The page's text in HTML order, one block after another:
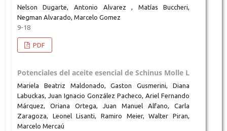
Nelson Dugarte, Antonio Alvarez , Matías Buccheri,
Negman Alvarado, Marcelo Gomez
9-18
PDF
Potenciales del aceite esencial de Schinus Molle L
Mariela Beatriz Maldonado, Gaston Gusmerini, Diana
Labuckas, Juan Ignacio González Pacheco, Ariel Fernando
Márquez, Oriana Ortega, Juan Manuel Alfano, Carla
Zaragoza, Leonel Lisanti, Ramiro Meier, Walter Piran,
Marcelo Mercaú